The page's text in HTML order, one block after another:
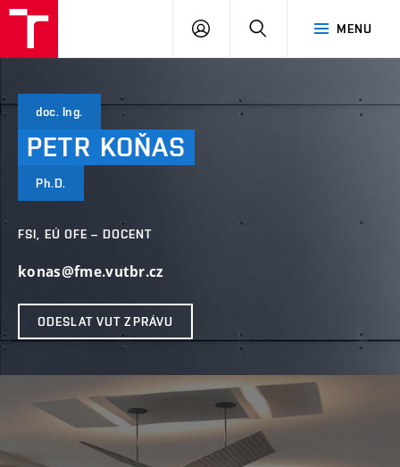
MENU
PŘIHLÁSIT
doc. Ing.
PETR KOŇAS
Ph.D.
FSI, EÚ OFE – DOCENT
konas@fme.vutbr.cz
ODESLAT VUT ZPRÁVU